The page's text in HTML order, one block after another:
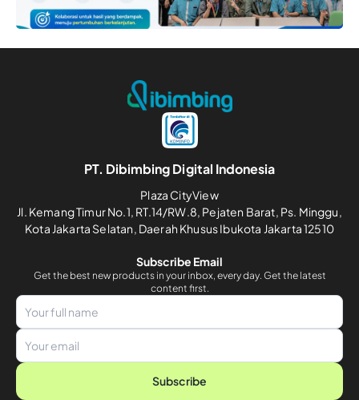
PT. Dibimbing Digital Indonesia
Plaza CityView
Jl. Kemang Timur No.1, RT.14/RW.8, Pejaten Barat, Ps. Minggu,
Kota Jakarta Selatan, Daerah Khusus Ibukota Jakarta 12510
Subscribe Email
Get the best new products in your inbox, every day. Get the latest
content first.
Subscribe